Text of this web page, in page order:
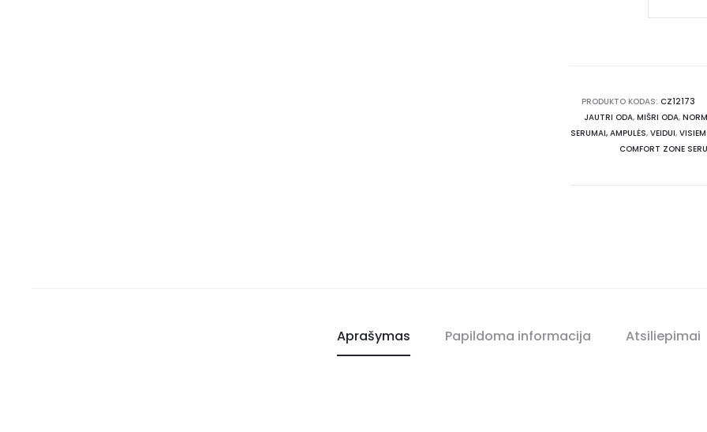
PRODUKTO KODAS: CZ12173
JAUTRI ODA, MIŠRI ODA,
SERUMAI, AMPULĖS, VEIDUI,
COMFORT ZONE
Aprašymas Papildoma informacija Atsiliepimai